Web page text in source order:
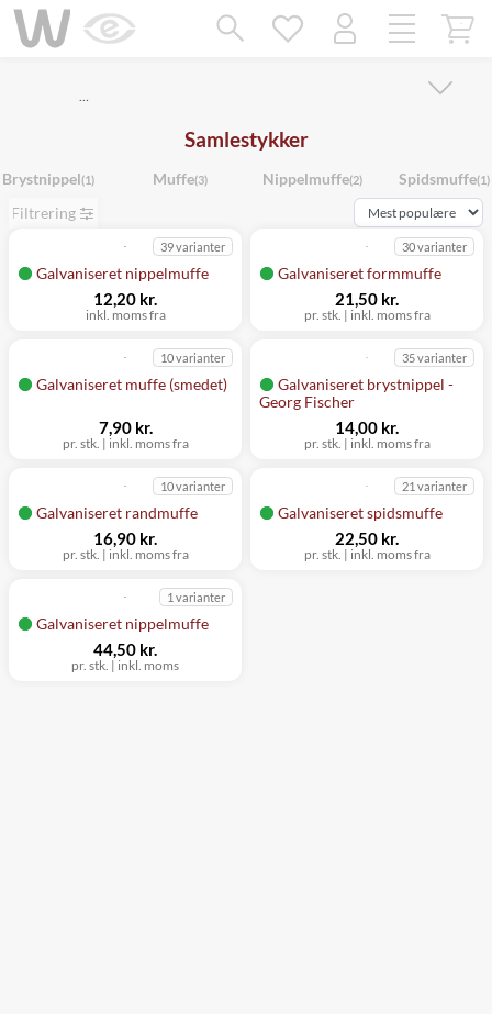
…
Samlestykker
Brystnippel(1) Muffe(3) Nippelmuffe(2) Spidsmuffe(1)
Filtrering
Galvaniseret nippelmuffe
39 varianter
inkl. moms fra
12,20 kr.
Galvaniseret formmuffe
30 varianter
pr. stk. | inkl. moms fra
21,50 kr.
Galvaniseret muffe (smedet)
10 varianter
pr. stk. | inkl. moms fra
7,90 kr.
Galvaniseret brystnippel -
Georg Fischer
35 varianter
pr. stk. | inkl. moms fra
14,00 kr.
Galvaniseret randmuffe
10 varianter
pr. stk. | inkl. moms fra
16,90 kr.
Galvaniseret spidsmuffe
21 varianter
pr. stk. | inkl. moms fra
22,50 kr.
Galvaniseret nippelmuffe
1 varianter
pr. stk. | inkl. moms
44,50 kr.
Mangler chatten?
Ret samtykke!